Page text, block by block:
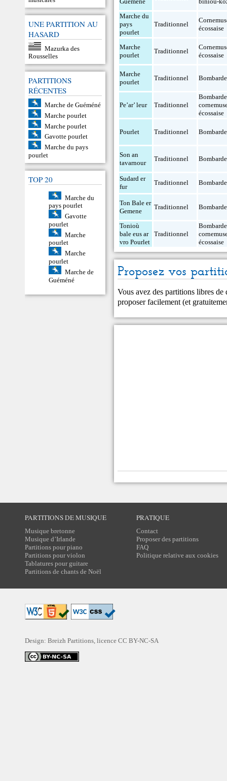
UNE PARTITION AU
HASARD
Mazurka des
Rousselles
PARTITIONS
RÉCENTES
Marche de Guéméné
Marche pourlet
Marche pourlet
Gavotte pourlet
Marche du pays
pourlet
TOP 20
Marche du
pays pourlet
Gavotte
pourlet
Marche
pourlet
Marche
pourlet
Marche de
Guéméné
Marche du
pays
pourlet
Traditionnel
écossaise
Marche
pourlet
Traditionnel
écossaise
Marche
pourlet
Traditionnel Bombarde
Pe’ar’ leur Traditionnel
Bombarde
écossaise
Pourlet Traditionnel Bombarde
Son an
tavarnour
Traditionnel Bombarde
Sudard er
fur
Traditionnel Bombarde
Ton Bale er
Gemene
Traditionnel Bombarde
Tonioù
bale eus ar
vro Pourlet
Traditionnel
Bombarde
écossaise
Proposez vos
Vous avez des partitions libres
proposer facilement (et
PARTITIONS DE MUSIQUE
Musique bretonne
Musique d’Irlande
Partitions pour piano
Partitions pour violon
Tablatures pour guitare
Partitions de chants de Noël
PRATIQUE
Contact
Proposer des partitions
FAQ
Politique relative aux cookies
Design: Breizh Partitions, licence CC BY-NC-SA